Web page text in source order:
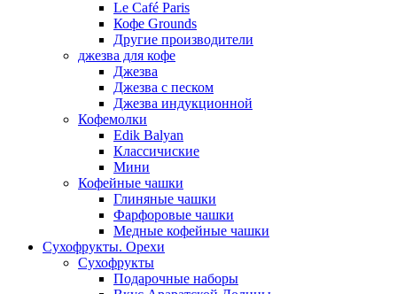
Le Café Paris
Кофе Grounds
Другие производители
джезва для кофе
Джезва
Джезва с песком
Джезва индукционной
Кофемолки
Edik Balyan
Классичиские
Мини
Кофейные чашки
Глиняные чашки
Фарфоровые чашки
Медные кофейные чашки
Сухофрукты. Орехи
Сухофрукты
Подарочные наборы